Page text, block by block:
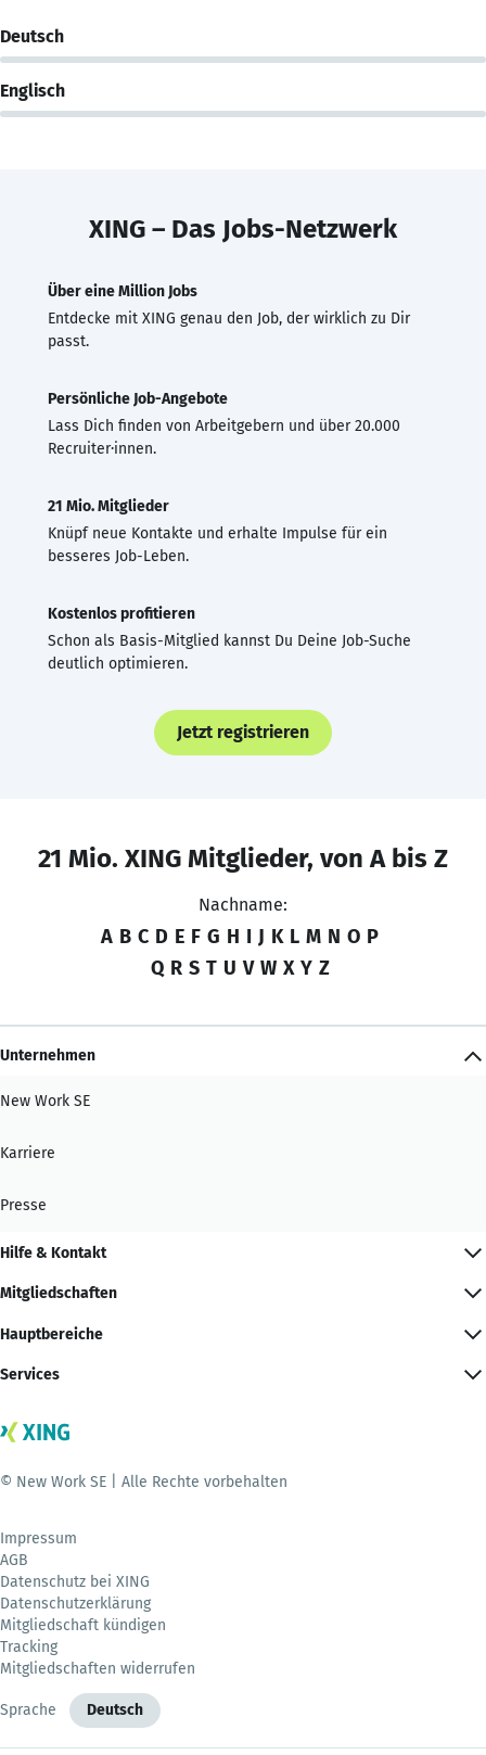
Deutsch
Englisch
XING – Das Jobs-Netzwerk
Über eine Million Jobs
Entdecke mit XING genau den Job, der wirklich zu Dir
passt.
Persönliche Job-Angebote
Lass Dich finden von Arbeitgebern und über 20.000
Recruiter·innen.
21 Mio. Mitglieder
Knüpf neue Kontakte und erhalte Impulse für ein
besseres Job-Leben.
Kostenlos profitieren
Schon als Basis-Mitglied kannst Du Deine Job-Suche
deutlich optimieren.
Jetzt registrieren
21 Mio. XING Mitglieder, von A bis Z
Nachname:
A B C D E F G H I J K L M N O P
Q R S T U V W X Y Z
Unternehmen
New Work SE
Karriere
Presse
Hilfe & Kontakt
Mitgliedschaften
Hauptbereiche
Services
© New Work SE | Alle Rechte vorbehalten
Impressum
AGB
Datenschutz bei XING
Datenschutzerklärung
Mitgliedschaft kündigen
Tracking
Mitgliedschaften widerrufen
Sprache Deutsch